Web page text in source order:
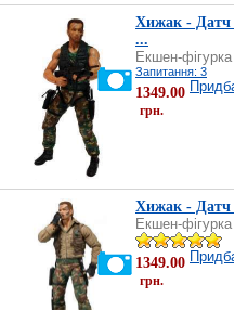
Хижак - Датч
...
Екшен-
Запитання: 3
1349.00
грн.
Хижак - Датч
Екшен-
1349.00
грн.